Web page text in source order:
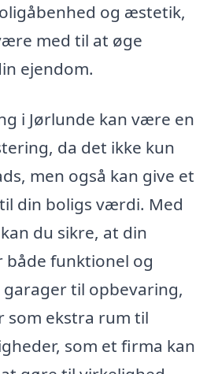
og æstetik,
med til at øge
ejendom.
i Jørlunde kan være en
da det ikke kun
men også kan give et
din boligs værdi. Med
du sikre, at din
funktionel og
til opbevaring,
ekstra rum til
som et firma kan